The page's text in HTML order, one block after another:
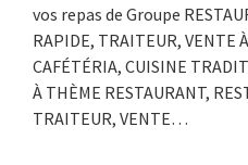
vos repas de Groupe
RAPIDE, TRAITEUR, VENTE
CAFÉTÉRIA, CUISINE
À THÈME RESTAURANT,
TRAITEUR, VENTE…